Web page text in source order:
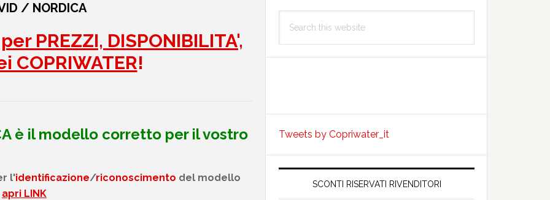
/ NORDICA
PREZZI, DISPONIBILITA',
COPRIWATER!
è il modello corretto per il vostro
l'identificazione/riconoscimento del modello
apri LINK
this
Tweets by Copriwater_it
SCONTI RISERVATI RIVENDITORI